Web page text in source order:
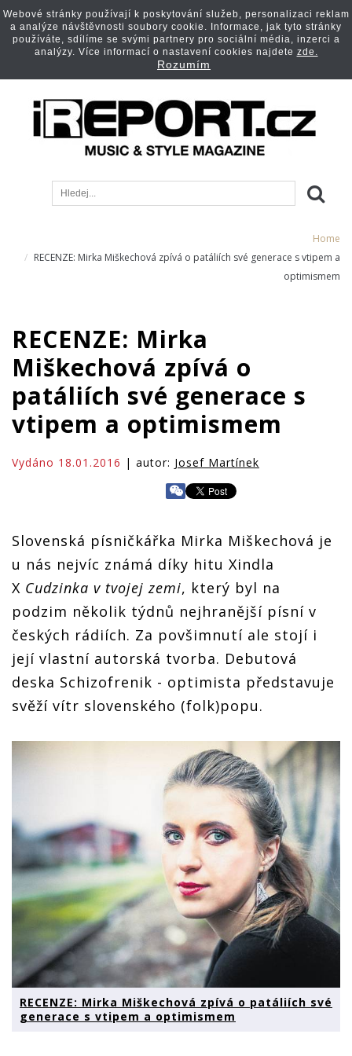
Home
RECENZE: Mirka Miškechová zpívá o patáliích své generace s vtipem a
optimismem
RECENZE: Mirka
Miškechová zpívá o
patáliích své generace s
vtipem a optimismem
Vydáno 18.01.2016 | autor: Josef Martínek
Slovenská písničkářka Mirka Miškechová je
u nás nejvíc známá díky hitu Xindla
X Cudzinka v tvojej zemi, který byl na
podzim několik týdnů nejhranější písní v
českých rádiích. Za povšimnutí ale stojí i
její vlastní autorská tvorba. Debutová
deska Schizofrenik - optimista představuje
svěží vítr slovenského (folk)popu.
RECENZE: Mirka Miškechová zpívá o patáliích své
generace s vtipem a optimismem
Webové stránky používají k poskytování služeb, personalizaci reklam
a analýze návštěvnosti soubory cookie. Informace, jak tyto stránky
používáte, sdílíme se svými partnery pro sociální média, inzerci a
analýzy. Více informací o nastavení cookies najdete zde.
Rozumím